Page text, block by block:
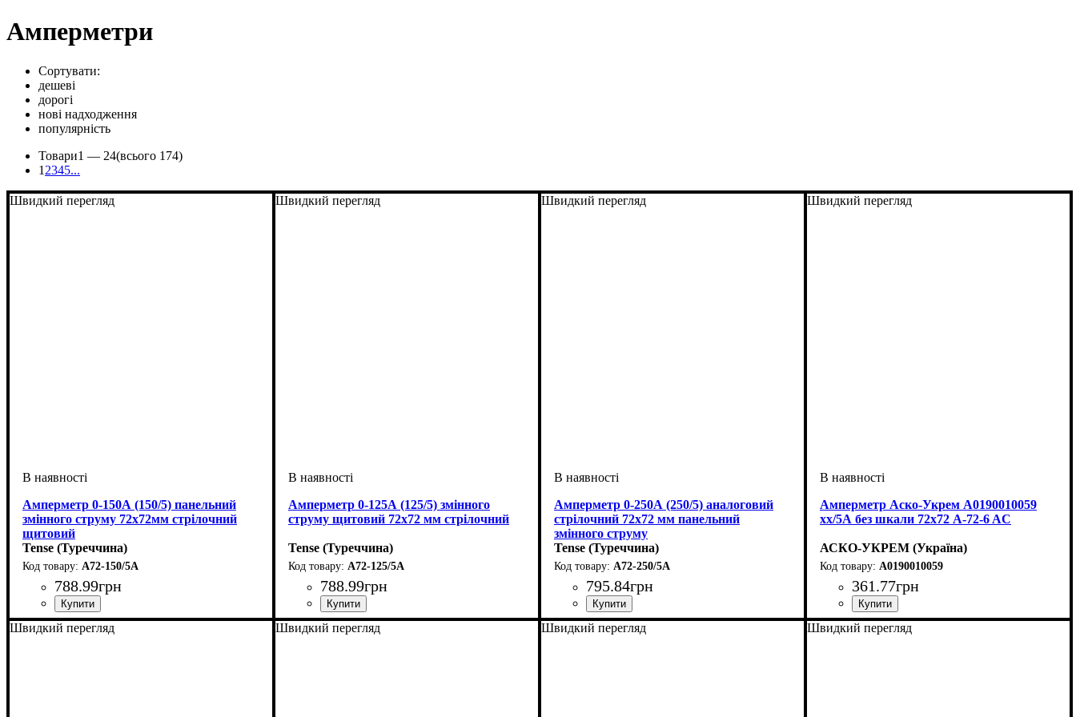
Амперметри
Сортувати:
дешеві
дорогі
нові надходження
популярність
Товари1 — 24(всього 174)
1 2345...
Швидкий перегляд
Амперметр 0-150А (150/5) панельний
змінного струму 72х72мм стрілочний
щитовий
Tense (Туреччина)
A72-150/5A
788.99грн
Швидкий перегляд
Амперметр 0-125А (125/5) змінного
струму щитовий 72х72 мм стрілочний
Tense (Туреччина)
A72-125/5A
788.99грн
Швидкий перегляд
Амперметр 0-250А (250/5) аналоговий
стрілочний 72х72 мм панельний
змінного струму
Tense (Туреччина)
A72-250/5A
795.84грн
Швидкий перегляд
Амперметр Аско-Укрем A0190010059
хх/5А без шкали 72х72 A-72-6 AС
АСКО-УКРЕМ (Україна)
A0190010059
361.77грн
Швидкий перегляд Швидкий перегляд Швидкий перегляд Швидкий перегляд